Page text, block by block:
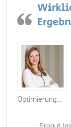
Optimierung…